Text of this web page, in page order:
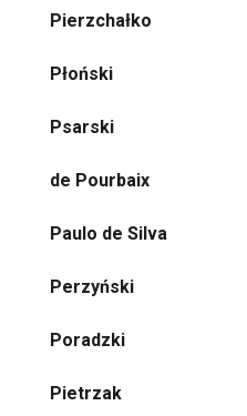
Pierzchałko
Płoński
Psarski
de Pourbaix
Paulo de Silva
Perzyński
Poradzki
Pietrzak